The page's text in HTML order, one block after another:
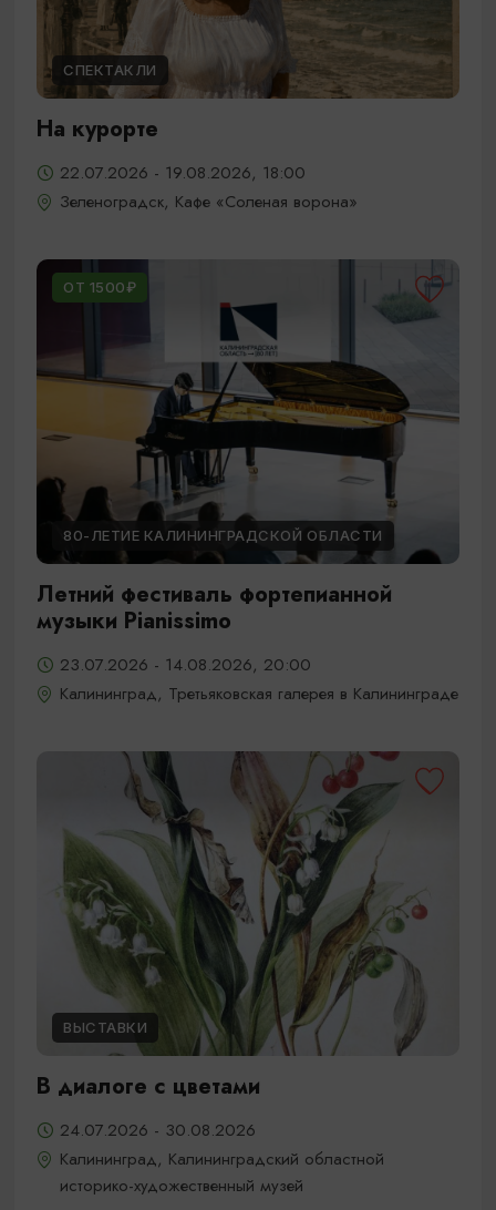
СПЕКТАКЛИ
На курорте
22.07.2026 - 19.08.2026, 18:00
Зеленоградск, Кафе «Соленая ворона»
ОТ 1500₽
80-ЛЕТИЕ КАЛИНИНГРАДСКОЙ ОБЛАСТИ
Летний фестиваль фортепианной
музыки Pianissimo
23.07.2026 - 14.08.2026, 20:00
Калининград, Третьяковская галерея в Калининграде
ВЫСТАВКИ
В диалоге с цветами
24.07.2026 - 30.08.2026
Калининград, Калининградский областной
историко-художественный музей